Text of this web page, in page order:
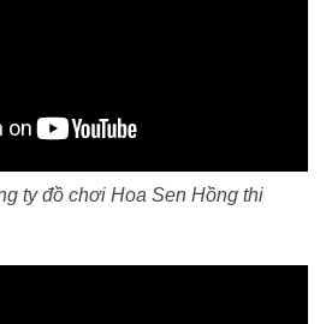
ty đồ chơi Hoa Sen Hồng thi